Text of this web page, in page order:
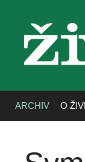
ARCHIV O